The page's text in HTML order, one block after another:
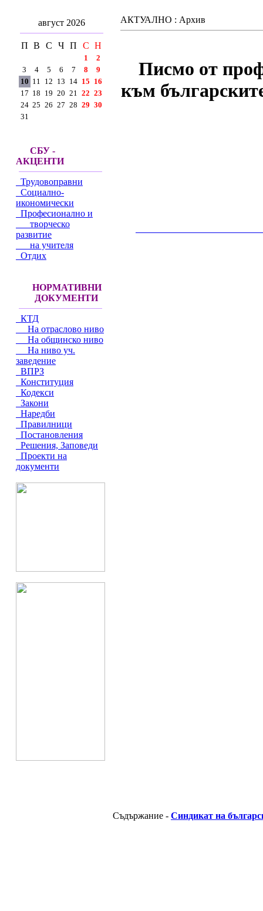
август 2026
П В С Ч П С Н
1
2
3
4 5 6 7 8
9
10 11 12 13 14 15 16
17 18 19 20 21 22 23
24 25 26 27 28 29 30
31
СБУ -
АКЦЕНТИ
Трудовоправни
Социално-
икономически
Професионално и
творческо
развитие
на учителя
Отдих
НОРМАТИВНИ
ДОКУМЕНТИ
КТД
На отраслово ниво
На общинско ниво
На ниво уч.
заведение
ВПРЗ
Конституция
Кодекси
Закони
Наредби
Правилници
Постановления
Решения, Заповеди
Проекти на
документи
АКТУАЛНО : Архив
Писмо от
към
Съдържание - Синдикат на